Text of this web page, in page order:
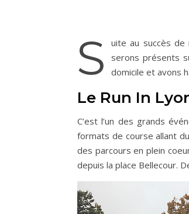
S uite au succès de
serons présents
domicile et avons
Le Run In
C’est l’un des grands
formats de course allant
des parcours en plein
depuis la place Bellecour.